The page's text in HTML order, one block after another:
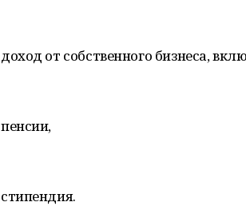
доход от собственного бизнеса,
пенсии,
стипендия.